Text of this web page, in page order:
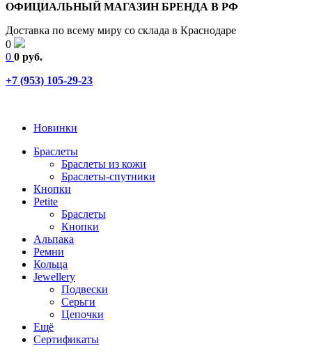
ОФИЦИАЛЬНЫЙ МАГАЗИН БРЕНДА В РФ
Доставка по всему миру со склада в Краснодаре
0
0 0 руб.
+7 (953) 105-29-23
Новинки
Браслеты
Браслеты из кожи
Браслеты-спутники
Кнопки
Petite
Браслеты
Кнопки
Альпака
Ремни
Кольца
Jewellery
Подвески
Серьги
Цепочки
Ещё
Сертификаты